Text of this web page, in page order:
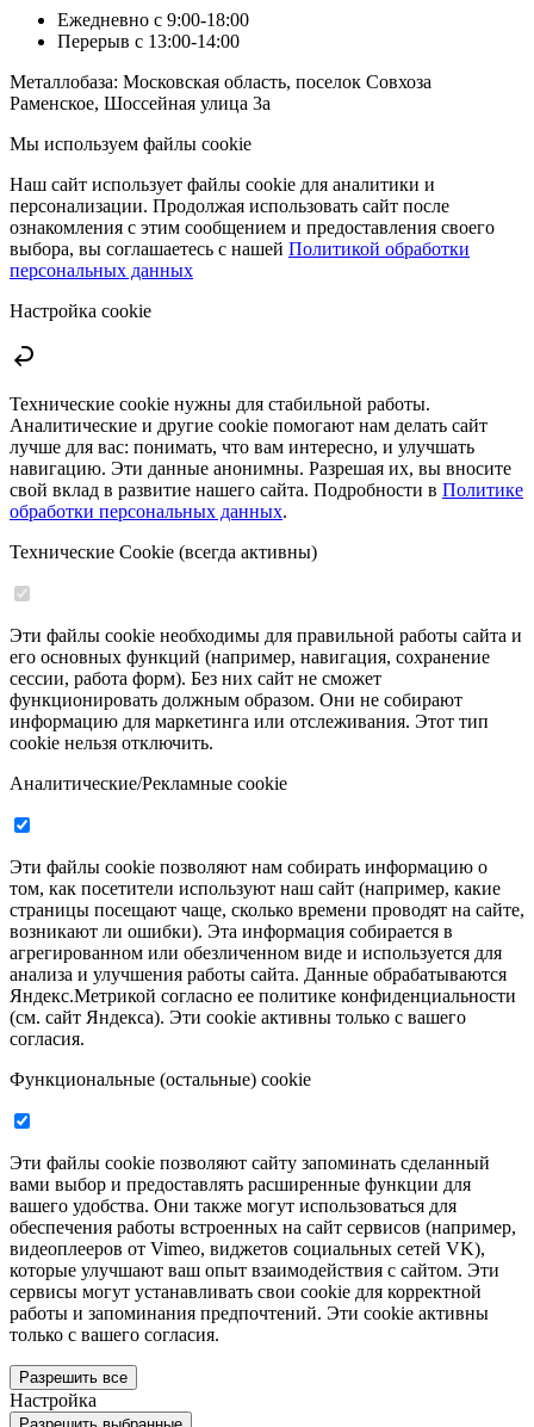
Ежедневно с 9:00-18:00
Перерыв с 13:00-14:00
Металлобаза: Московская область, поселок Совхоза
Раменское, Шоссейная улица 3а
Мы используем файлы cookie
Наш сайт использует файлы cookie для аналитики и
персонализации. Продолжая использовать сайт после
ознакомления с этим сообщением и предоставления своего
выбора, вы соглашаетесь с нашей Политикой обработки
персональных данных
Настройка cookie
Технические cookie нужны для стабильной работы.
Аналитические и другие cookie помогают нам делать сайт
лучше для вас: понимать, что вам интересно, и улучшать
навигацию. Эти данные анонимны. Разрешая их, вы вносите
свой вклад в развитие нашего сайта. Подробности в Политике
обработки персональных данных.
Технические Cookie (всегда активны)
Эти файлы cookie необходимы для правильной работы сайта и
его основных функций (например, навигация, сохранение
сессии, работа форм). Без них сайт не сможет
функционировать должным образом. Они не собирают
информацию для маркетинга или отслеживания. Этот тип
cookie нельзя отключить.
Аналитические/Рекламные cookie
Эти файлы cookie позволяют нам собирать информацию о
том, как посетители используют наш сайт (например, какие
страницы посещают чаще, сколько времени проводят на сайте,
возникают ли ошибки). Эта информация собирается в
агрегированном или обезличенном виде и используется для
анализа и улучшения работы сайта. Данные обрабатываются
Яндекс.Метрикой согласно ее политике конфиденциальности
(см. сайт Яндекса). Эти cookie активны только с вашего
согласия.
Функциональные (остальные) cookie
Эти файлы cookie позволяют сайту запоминать сделанный
вами выбор и предоставлять расширенные функции для
вашего удобства. Они также могут использоваться для
обеспечения работы встроенных на сайт сервисов (например,
видеоплееров от Vimeo, виджетов социальных сетей VK),
которые улучшают ваш опыт взаимодействия с сайтом. Эти
сервисы могут устанавливать свои cookie для корректной
работы и запоминания предпочтений. Эти cookie активны
только с вашего согласия.
Разрешить все
Настройка